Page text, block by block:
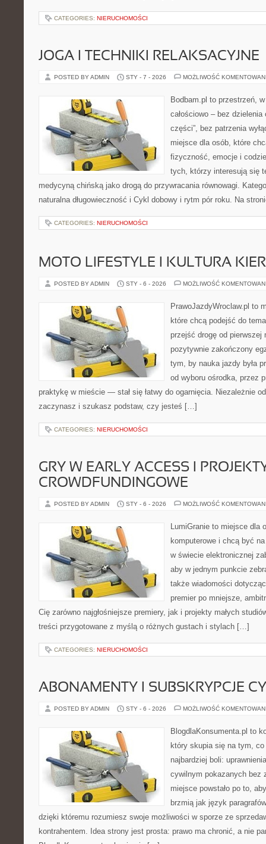
CATEGORIES: NIERUCHOMOŚCI
JOGA I TECHNIKI RELAKSACYJNE
POSTED BY ADMIN STY - 7 - 2026 MOŻLIWOŚĆ
Bodbam.pl to przestrzeń,
całościowo – bez dzielenia
części”, bez patrzenia
miejsce dla osób, które
fizyczność, emocje i
tych, którzy interesują się
medycyną chińską jako drogą do przywracania równowagi.
naturalna długowieczność i Cykl dobowy i rytm pór roku. Na
CATEGORIES: NIERUCHOMOŚCI
MOTO LIFESTYLE I KULTURA
POSTED BY ADMIN STY - 6 - 2026 MOŻLIWOŚĆ
PrawoJazdyWroclaw.pl to
które chcą podejść do
przejść drogę od pierwszej
pozytywnie zakończony
tym, by nauka jazdy była
od wyboru ośrodka, przez
praktykę w mieście — stał się łatwy do ogarnięcia. Niezależnie
zaczynasz i szukasz podstaw, czy jesteś […]
CATEGORIES: NIERUCHOMOŚCI
GRY W EARLY ACCESS I
CROWDFUNDINGOWE
POSTED BY ADMIN STY - 6 - 2026 MOŻLIWOŚĆ
LumiGranie to miejsce dla
komputerowe i chcą być
w świecie elektronicznej
aby w jednym punkcie
także wiadomości
premier po mniejsze,
Cię zarówno najgłośniejsze premiery, jak i projekty małych
treści przygotowane z myślą o różnych gustach i stylach […]
CATEGORIES: NIERUCHOMOŚCI
ABONAMENTY I SUBSKRYPCJE
POSTED BY ADMIN STY - 6 - 2026 MOŻLIWOŚĆ
BlogdlaKonsumenta.pl to
który skupia się na tym,
najbardziej boli:
cywilnym pokazanych bez
miejsce powstało po to,
brzmią jak język
dzięki któremu rozumiesz swoje możliwości w sporze ze
kontrahentem. Idea strony jest prosta: prawo ma chronić, a nie